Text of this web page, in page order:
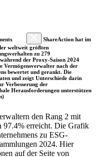
ShareAction hat im
weltweit größten
zu 279
der Proxy-Saison 2024
Vermögensverwalter nach der
bewertet und gerankt. Die
und zeigt Unterschiede darin
Verbesserung der
Herausforderungen unterstützen
den Rang 2 mit
97.4% erreicht. Die Grafik
zu ESG-
2024. Hier
auf der Seite von